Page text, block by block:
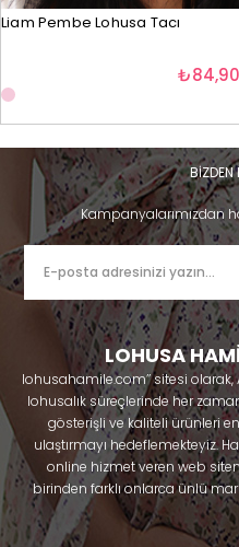
Liam Pembe Lohusa Tacı
₺84,90
BİZDEN
Kampanyalarımızdan
LOHUSA
lohusahamile.com’’ sitesi
lohusalık süreçlerinde her
gösterişli ve kaliteli ürünleri
ulaştırmayı hedeflemekteyiz.
online hizmet veren web
birinden farklı onlarca ünlü
uzaklıkta olacaksınız. Hem
kullanabileceğiniz ürünler ile